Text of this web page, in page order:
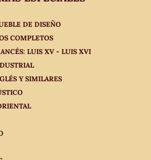
DE DISEÑO
COMPLETOS
LUIS XV - LUIS XVI
Y SIMILARES